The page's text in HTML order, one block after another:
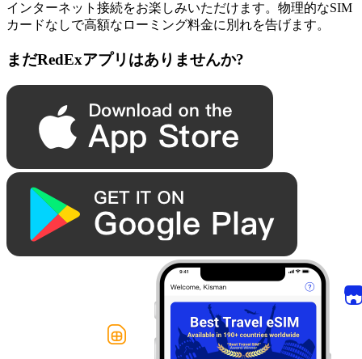
インターネット接続をお楽しみいただけます。物理的なSIM
カードなしで高額なローミング料金に別れを告げます。
まだRedExアプリはありませんか?